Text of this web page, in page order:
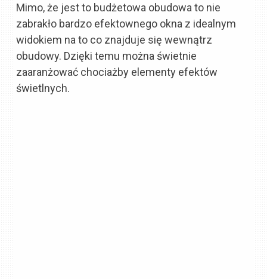
Mimo, że jest to budżetowa obudowa to nie
zabrakło bardzo efektownego okna z idealnym
widokiem na to co znajduje się wewnątrz
obudowy. Dzięki temu można świetnie
zaaranżować chociażby elementy efektów
świetlnych.